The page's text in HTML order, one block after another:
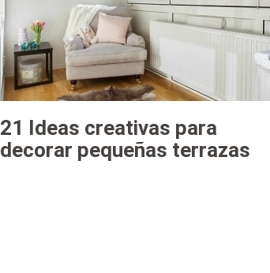
21 Ideas creativas para
decorar pequeñas terrazas